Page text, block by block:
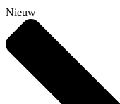
Nieuw